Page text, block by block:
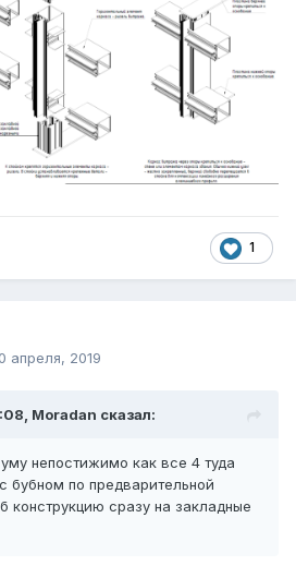
1
апреля, 2019
Moradan сказал:
непостижимо как все 4 туда
бубном по предварительной
конструкцию сразу на закладные